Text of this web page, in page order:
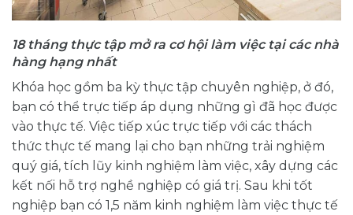
18 tháng thực tập mở ra cơ hội làm việc tại các nhà
hàng hạng nhất
Khóa học gồm ba kỳ thực tập chuyên nghiệp, ở đó,
bạn có thể trực tiếp áp dụng những gì đã học được
vào thực tế. Việc tiếp xúc trực tiếp với các thách
thức thực tế mang lại cho bạn những trải nghiệm
quý giá, tích lũy kinh nghiệm làm việc, xây dựng các
kết nối hỗ trợ nghề nghiệp có giá trị. Sau khi tốt
nghiệp bạn có 1,5 năm kinh nghiệm làm việc thực tế